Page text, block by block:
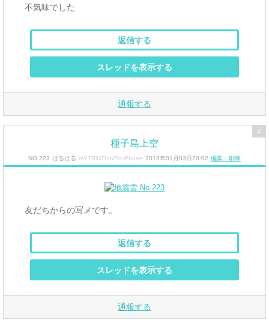
不気味でした
返信する
スレッドを表示する
通報する
4
種子島上空
NO.223 はるはる mYTRlNThmZm-iPhone 2013年01月03日20:02 編集・削除
友だちからの写メです。
返信する
スレッドを表示する
通報する